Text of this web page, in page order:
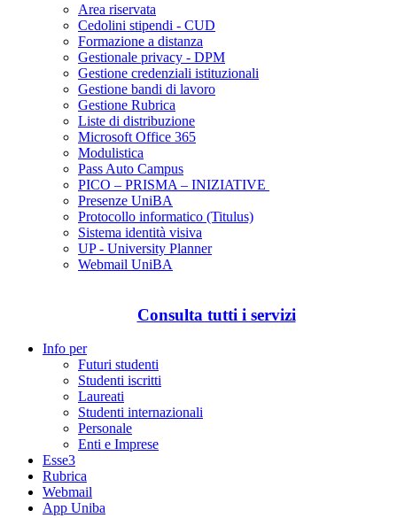
Area riservata
Cedolini stipendi - CUD
Formazione a distanza
Gestionale privacy - DPM
Gestione credenziali istituzionali
Gestione bandi di lavoro
Gestione Rubrica
Liste di distribuzione
Microsoft Office 365
Modulistica
Pass Auto Campus
PICO – PRISMA – INIZIATIVE
Presenze UniBA
Protocollo informatico (Titulus)
Sistema identità visiva
UP - University Planner
Webmail UniBA
Consulta tutti i servizi
Info per
Futuri studenti
Studenti iscritti
Laureati
Studenti internazionali
Personale
Enti e Imprese
Esse3
Rubrica
Webmail
App Uniba